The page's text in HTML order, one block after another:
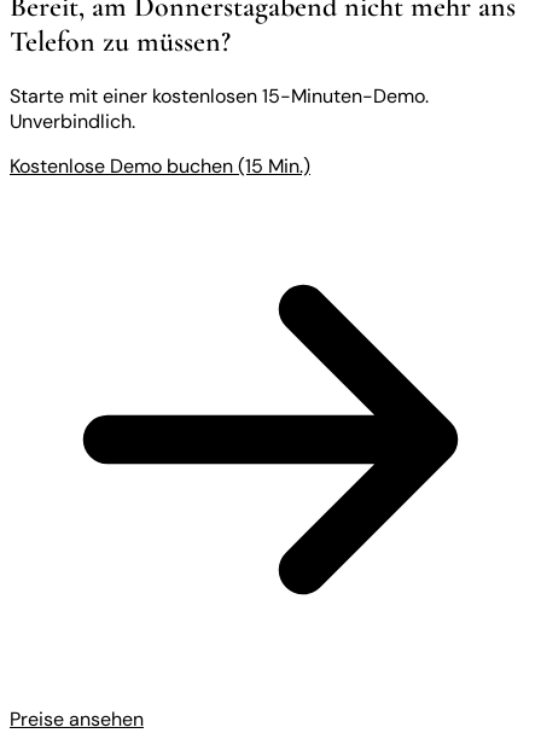
Telefon zu müssen?
Starte mit einer kostenlosen 15-Minuten-Demo.
Unverbindlich.
Kostenlose Demo buchen (15 Min.)
Preise ansehen